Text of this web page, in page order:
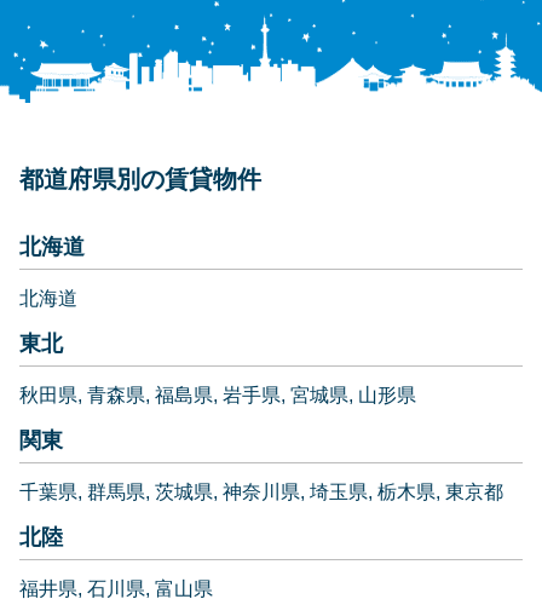
都道府県別の賃貸物件
北海道
北海道
東北
秋田県 青森県 福島県 岩手県 宮城県 山形県
関東
千葉県 群馬県 茨城県 神奈川県 埼玉県 栃木県 東京都
北陸
福井県 石川県 富山県